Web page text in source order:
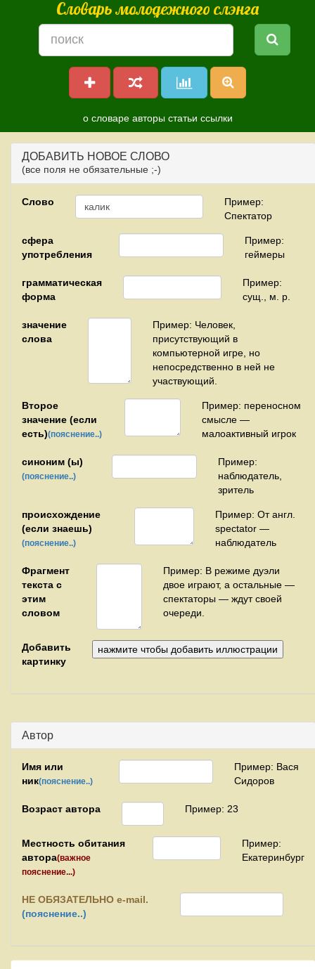
Словарь молодежного слэнга
о словаре авторы статьи ссылки
ДОБАВИТЬ НОВОЕ СЛОВО
(все поля не обязательные ;-)
Слово
Пример:
Спектатор
сфера
употребления
Пример:
геймеры
грамматическая
форма
Пример:
сущ., м. р.
значение
слова
Пример: Человек,
присутствующий в
компьютерной игре, но
непосредственно в ней не
участвующий.
Второе
значение (если
есть)(пояснение..)
Пример: переносном
смысле —
малоактивный игрок
синоним (ы)
(пояснение..)
Пример:
наблюдатель,
зритель
происхождение
(если знаешь)
(пояснение..)
Пример: От англ.
spectator —
наблюдатель
Фрагмент
текста с
этим
словом
Пример: В режиме дуэли
двое играют, а остальные —
спектаторы — ждут своей
очереди.
Добавить
картинку
Автор
Имя или
ник(пояснение..)
Пример: Вася
Сидоров
Возраст автора Пример: 23
Местность обитания
автора(важное
пояснение...)
Пример:
Екатеринбург
НЕ ОБЯЗАТЕЛЬНО e-mail.
(пояснение..)